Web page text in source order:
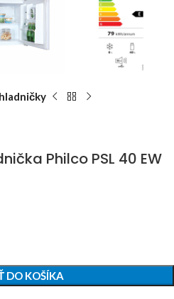
Philco PSL 40 EW
DO KOŠÍKA